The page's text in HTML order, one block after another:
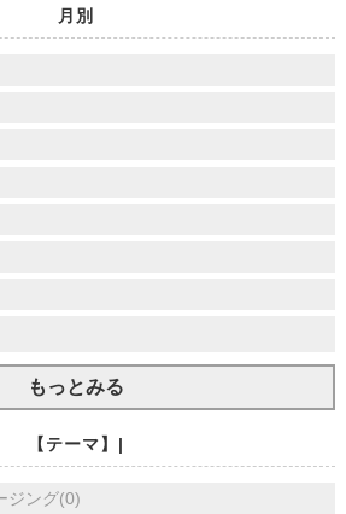
月別
もっとみる
【テーマ】|
ジング(0)